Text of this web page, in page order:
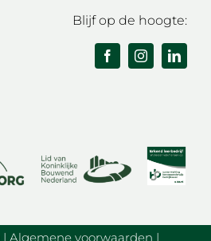
Blijf op de hoogte:
| Algemene voorwaarden |